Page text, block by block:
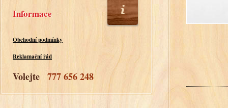
Informace
Obchodní podmínky
Reklamační řád
Volejte 777 656 248